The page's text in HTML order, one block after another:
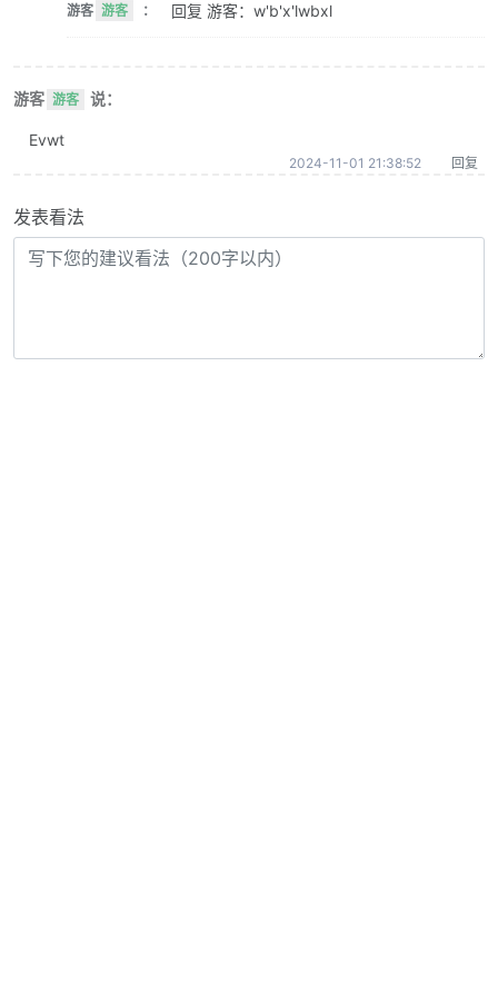
游客 游客 ： 回复 游客：w'b'x'lwbxl
游客 游客 说：
Evwt
2024-11-01 21:38:52 回复
发表看法